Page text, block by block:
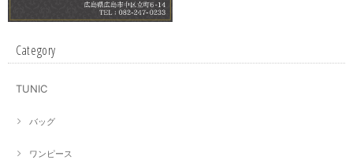
Category
TUNIC
バッグ
ワンピース